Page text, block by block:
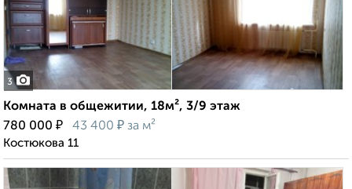
3
Комната в общежитии, 18м², 3/9 этаж
780 000 ₽ 43 400 ₽ за м²
Костюкова 11